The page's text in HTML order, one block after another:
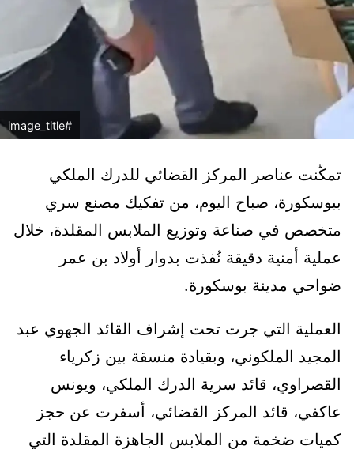
#image_title
تمكّنت عناصر المركز القضائي للدرك الملكي
ببوسكورة، صباح اليوم، من تفكيك مصنع سري
متخصص في صناعة وتوزيع الملابس المقلدة، خلال
عملية أمنية دقيقة نُفذت بدوار أولاد بن عمر
ضواحي مدينة بوسكورة.
العملية التي جرت تحت إشراف القائد الجهوي عبد
المجيد الملكوني، وبقيادة منسقة بين زكرياء
القصراوي، قائد سرية الدرك الملكي، ويونس
عاكفي، قائد المركز القضائي، أسفرت عن حجز
كميات ضخمة من الملابس الجاهزة المقلدة التي